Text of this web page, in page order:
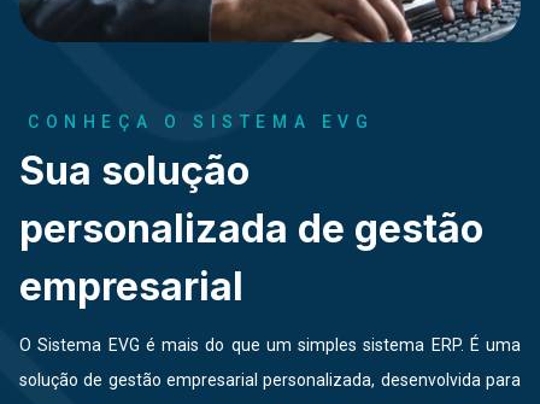
CONHEÇA O SISTEMA EVG
Sua solução
personalizada de gestão
empresarial
O Sistema EVG é mais do que um simples sistema ERP. É uma
solução de gestão empresarial personalizada, desenvolvida para